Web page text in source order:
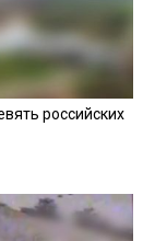
российских